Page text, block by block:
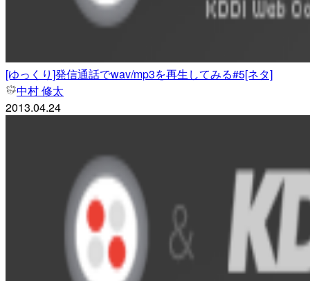
[ゆっくり]発信通話でwav/mp3を再生してみる#5[ネタ]
中村 修太
2013.04.24